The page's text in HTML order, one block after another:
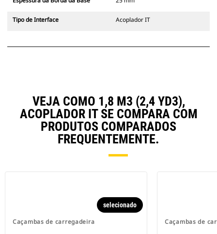
Tipo de Interface Acoplador IT
VEJA COMO 1,8 M3 (2,4 YD3),
ACOPLADOR IT SE COMPARA COM
PRODUTOS COMPARADOS
FREQUENTEMENTE.
Caçambas de carregadeira
selecionado
Caçambas de